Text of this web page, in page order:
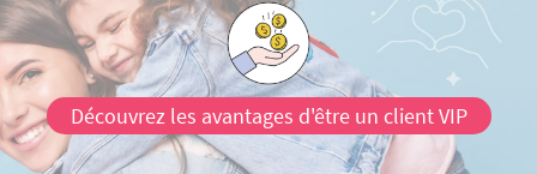
Découvrez les avantages d'être un client VIP